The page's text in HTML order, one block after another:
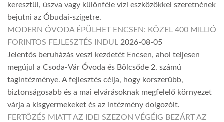
keresztül, úszva vagy különféle vízi eszközökkel szeretnének
bejutni az Óbudai-szigetre.
MODERN ÓVODA ÉPÜLHET ENCSEN: KÖZEL 400 MILLIÓ
FORINTOS FEJLESZTÉS INDUL 2026-08-05
Jelentős beruházás veszi kezdetét Encsen, ahol teljesen
megújul a Csoda-Vár Óvoda és Bölcsőde 2. számú
tagintézménye. A fejlesztés célja, hogy korszerűbb,
biztonságosabb és a mai elvárásoknak megfelelő környezet
várja a kisgyermekeket és az intézmény dolgozóit.
FERTŐZÉS MIATT AZ IDEI SZEZON VÉGÉIG BEZÁRT AZ